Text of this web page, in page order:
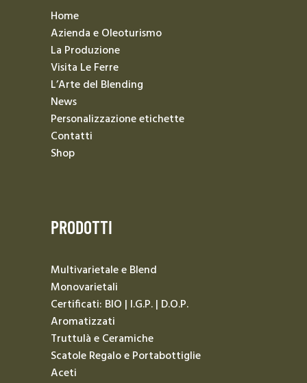
Home
Azienda e Oleoturismo
La Produzione
Visita Le Ferre
L’Arte del Blending
News
Personalizzazione etichette
Contatti
Shop
PRODOTTI
Multivarietale e Blend
Monovarietali
Certificati: BIO | I.G.P. | D.O.P.
Aromatizzati
Truttulà e Ceramiche
Scatole Regalo e Portabottiglie
Aceti